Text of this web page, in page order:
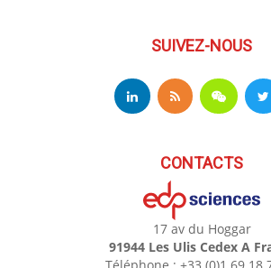
SUIVEZ-NOUS
CONTACTS
17 av du Hoggar
91944 Les Ulis Cedex A